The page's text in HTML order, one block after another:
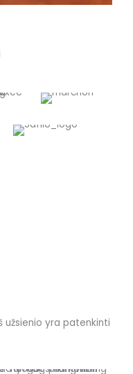
užsienio yra patenkinti